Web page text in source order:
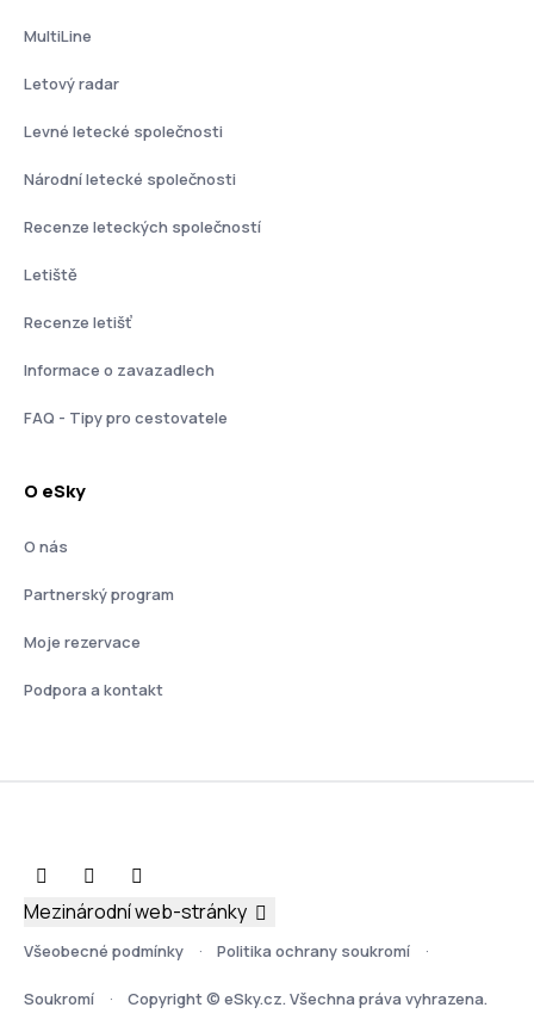
MultiLine
Letový radar
Levné letecké společnosti
Národní letecké společnosti
Recenze leteckých společností
Letiště
Recenze letišť
Informace o zavazadlech
FAQ - Tipy pro cestovatele
O eSky
O nás
Partnerský program
Moje rezervace
Podpora a kontakt
Všeobecné podmínky Politika ochrany soukromí
Soukromí Copyright © eSky.cz. Všechna práva vyhrazena.
Mezinárodní web-stránky